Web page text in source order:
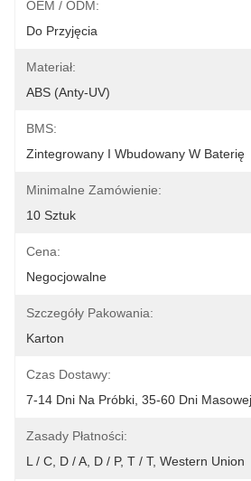
OEM / ODM:
Do Przyjęcia
Materiał:
ABS (anty-UV)
BMS:
Zintegrowany I Wbudowany W Baterię
Minimalne Zamówienie:
10 Sztuk
Cena:
Negocjowalne
Szczegóły Pakowania:
Karton
Czas Dostawy:
7-14 Dni Na Próbki, 35-60 Dni
Zasady Płatności:
L / C, D / A, D / P, T / T, Western Union